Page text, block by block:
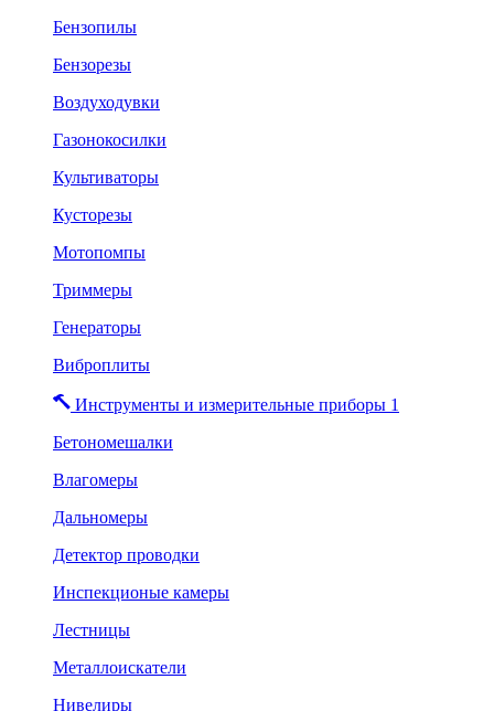
Бензопилы
Бензорезы
Воздуходувки
Газонокосилки
Культиваторы
Кусторезы
Мотопомпы
Триммеры
Генераторы
Виброплиты
Инструменты и измерительные приборы 1
Бетономешалки
Влагомеры
Дальномеры
Детектор проводки
Инспекционые камеры
Лестницы
Металлоискатели
Нивелиры